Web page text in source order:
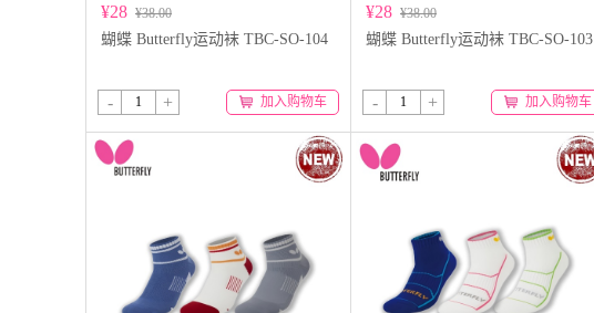
¥28 ¥38.00
蝴蝶 Butterfly运动袜 TBC-SO-104
- + 加入购物车
¥28 ¥38.00
蝴蝶 Butterfly运动袜 TBC-SO-103
- + 加入购物车